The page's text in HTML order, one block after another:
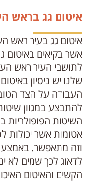
איטום גג בראש
איטום גג בעיר ראש
אשר בקיאים באיטום
לתושבי העיר ראש
שלנו יש ניסיון
העבודה על הצד הטוב
להתבצע במגוון
השיטות הפופולריות
אטומות אשר יכולות
וזה מתאפשר.
לדאוג לכך שמים לא
הקשים והאיטום